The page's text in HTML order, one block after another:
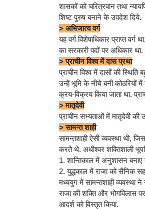
शासकों को चरित्रवान तथा
शिष्ट पुरुष बनाने के उपदेश दिये.
> अभिजात्य वर्ग
यह वर्ग विशेषाधिकार प्राप्त
का सरकारी पदों पर अधिकार था.
> प्राचीन विश्व में दास प्रथा
प्राचीन विश्व में दासों की
उन्हें भूमि के नीचे बनी कोठरियों
क्रय-विक्रय किया जाता था.
> मातृदेवी
प्राचीन सभ्यताओं में मातृदेवी की
> सामन्त शाही
सामन्तशाही ऐसी व्यवस्था थी,
करते थे. अधीश्वर शक्तिशाली
1. शान्तिकाल में अनुशासन
2. युद्धकाल में राजा को सैनिक
मध्ययुग में सामन्तशाही व्यवस्था
राजा की शक्ति और भोगविलास पर
आदर्श को विस्तृत किया.